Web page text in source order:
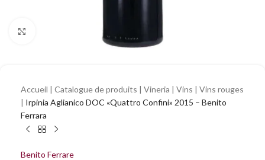
Cliquez pour agrandir
Accueil | Catalogue de produits | Vineria | Vins | Vins rouges
| Irpinia Aglianico DOC «Quattro Confini» 2015 – Benito
Ferrara
Benito Ferrare